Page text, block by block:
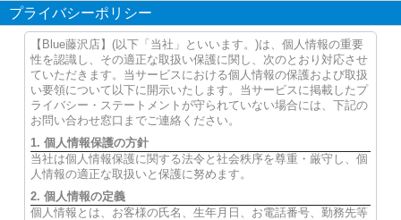
プライバシーポリシー
【Blue藤沢店】(以下「当社」といいます。)は、個人情報の重要
性を認識し、その適正な取扱い保護に関し、次のとおり対応させ
ていただきます。当サービスにおける個人情報の保護および取扱
い要領について以下に開示いたします。当サービスに掲載したプ
ライバシー・ステートメントが守られていない場合には、下記の
お問い合わせ窓口までご連絡ください。
1. 個人情報保護の方針
当社は個人情報保護に関する法令と社会秩序を尊重・厳守し、個
人情報の適正な取扱いと保護に努めます。
2. 個人情報の定義
個人情報とは、お客様の氏名、生年月日、お電話番号、勤務先等